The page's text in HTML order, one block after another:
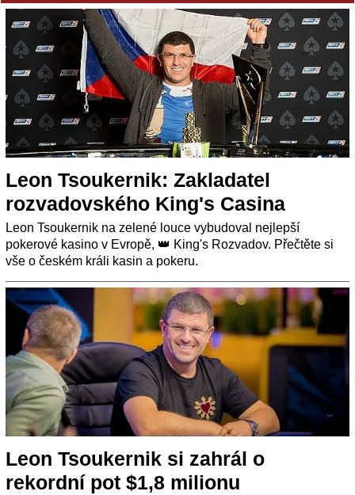
Leon Tsoukernik: Zakladatel
rozvadovského King's Casina
Leon Tsoukernik na zelené louce vybudoval nejlepší
pokerové kasino v Evropě, 👑 King's Rozvadov. Přečtěte si
vše o českém králi kasin a pokeru.
Leon Tsoukernik si zahrál o
rekordní pot $1,8 milionu